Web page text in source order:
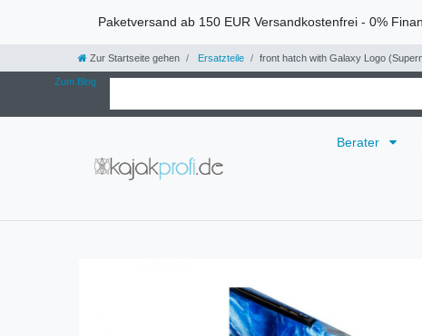
Paketversand ab 150 EUR Versandkostenfrei - 0%
Zur Startseite gehen Ersatzteile front hatch with Galaxy Logo
Zum Blog
Berater